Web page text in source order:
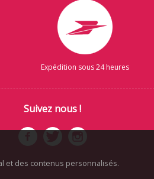
et des contenus personnalisés.
Expédition sous 24 heures
Suivez nous !